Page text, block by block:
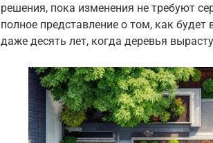
решения, пока изменения не требуют
полное представление о том, как будет
даже десять лет, когда деревья